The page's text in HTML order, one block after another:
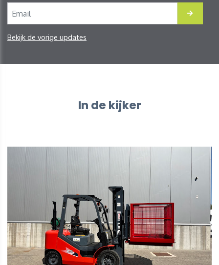
Bekijk de vorige updates
In de kijker